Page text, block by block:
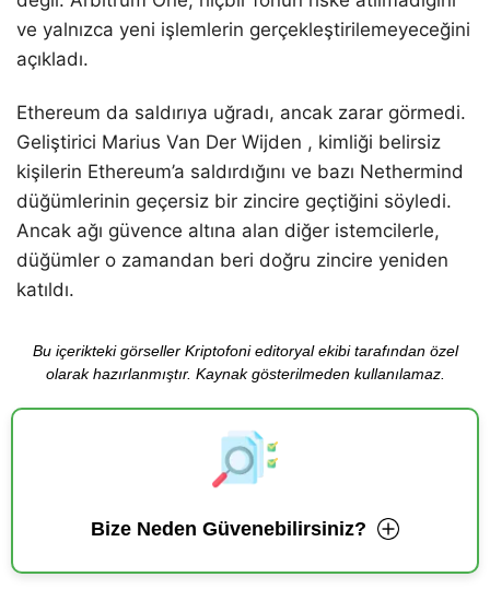
ve yalnızca yeni işlemlerin gerçekleştirilemeyeceğini
açıkladı.
Ethereum da saldırıya uğradı, ancak zarar görmedi.
Geliştirici Marius Van Der Wijden , kimliği belirsiz
kişilerin Ethereum’a saldırdığını ve bazı Nethermind
düğümlerinin geçersiz bir zincire geçtiğini söyledi.
Ancak ağı güvence altına alan diğer istemcilerle,
düğümler o zamandan beri doğru zincire yeniden
katıldı.
Bu içerikteki görseller Kriptofoni editoryal ekibi tarafından özel
olarak hazırlanmıştır. Kaynak gösterilmeden kullanılamaz.
Bize Neden Güvenebilirsiniz?